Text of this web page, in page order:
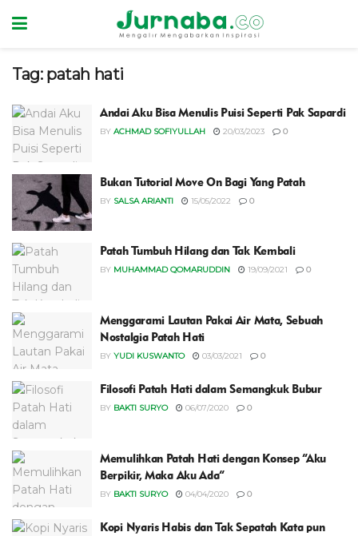
Tag: patah hati
Andai Aku Bisa Menulis Puisi Seperti Pak Sapardi
BY ACHMAD SOFIYULLAH 20/03/2023 0
Bukan Tutorial Move On Bagi Yang Patah
BY SALSA ARIANTI 15/05/2022 0
Patah Tumbuh Hilang dan Tak Kembali
BY MUHAMMAD QOMARUDDIN 19/09/2021 0
Menggarami Lautan Pakai Air Mata, Sebuah
Nostalgia Patah Hati
BY YUDI KUSWANTO 03/03/2021 0
Filosofi Patah Hati dalam Semangkuk Bubur
BY BAKTI SURYO 06/07/2020 0
Memulihkan Patah Hati dengan Konsep “Aku
Berpikir, Maka Aku Ada”
BY BAKTI SURYO 04/04/2020 0
Kopi Nyaris Habis dan Tak Sepatah Kata pun